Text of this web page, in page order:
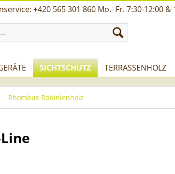
+420 565 301 860 Mo.- Fr. 7:30-12:00 &
SICHTSCHUTZ TERRASSENHOLZ
Rhombus Robinienholz